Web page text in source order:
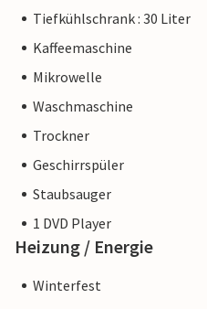
Tiefkühlschrank : 30 Liter
Kaffeemaschine
Mikrowelle
Waschmaschine
Trockner
Geschirrspüler
Staubsauger
1 DVD Player
Heizung / Energie
Winterfest